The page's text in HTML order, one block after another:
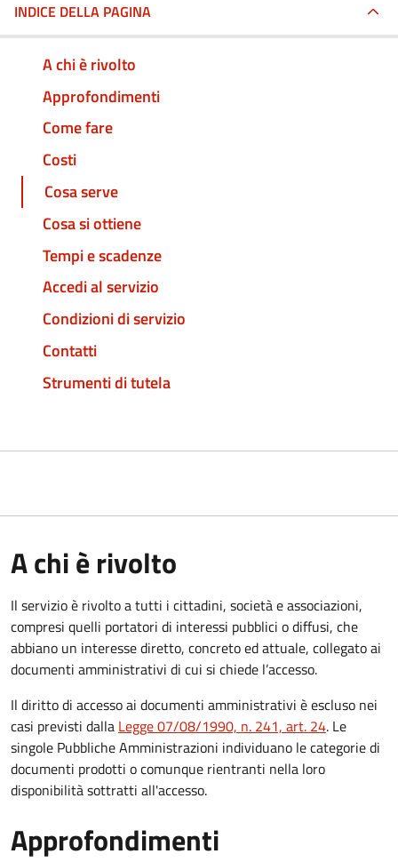
INDICE DELLA PAGINA
A chi è rivolto
Approfondimenti
Come fare
Costi
Cosa serve
Cosa si ottiene
Tempi e scadenze
Accedi al servizio
Condizioni di servizio
Contatti
Strumenti di tutela
A chi è rivolto
Il servizio è rivolto a tutti i cittadini, società e associazioni,
compresi quelli portatori di interessi pubblici o diffusi, che
abbiano un interesse diretto, concreto ed attuale, collegato ai
documenti amministrativi di cui si chiede l’accesso.
Il diritto di accesso ai documenti amministrativi è escluso nei
casi previsti dalla Legge 07/08/1990, n. 241, art. 24. Le
singole Pubbliche Amministrazioni individuano le categorie di
documenti prodotti o comunque rientranti nella loro
disponibilità sottratti all'accesso.
Approfondimenti